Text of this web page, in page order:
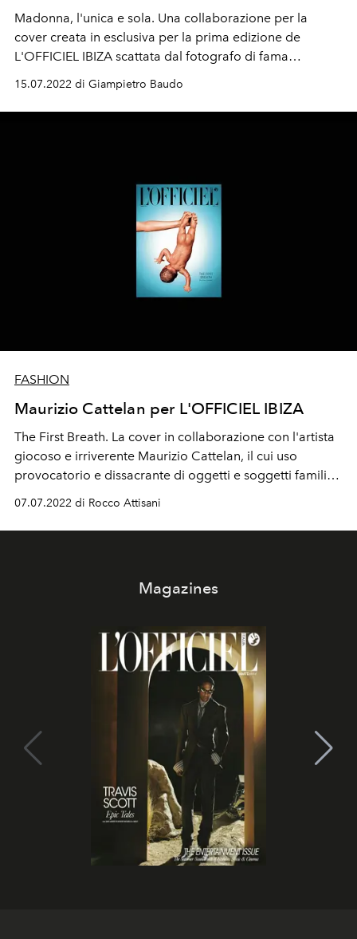
Madonna, l'unica e sola. Una collaborazione per la
cover creata in esclusiva per la prima edizione de
L'OFFICIEL IBIZA scattata dal fotografo di fama
15.07.2022 di Giampietro Baudo
FASHION
Maurizio Cattelan per L'OFFICIEL IBIZA
The First Breath. La cover in collaborazione con l'artista
giocoso e irriverente Maurizio Cattelan, il cui uso
provocatorio e dissacrante di oggetti e soggetti familiari
07.07.2022 di Rocco Attisani
Magazines